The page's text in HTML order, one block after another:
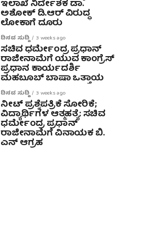
ಇಲಾಖೆ ನಿರ್ದೇಶಕ ಡಾ.
ಅಶೋಕ್ ಡಿ.ಆರ್ ವಿರುದ್ಧ
ಲೋಕಾಗೆ ದೂರು
ದಿನದ ಸುದ್ದಿ 3 weeks ago
ಸಚಿವ ಧರ್ಮೇಂದ್ರ ಪ್ರಧಾನ್
ರಾಜೀನಾಮೆಗೆ ಯುವ ಕಾಂಗ್ರೆಸ್
ಪ್ರಧಾನ ಕಾರ್ಯದರ್ಶಿ
ಮಹಬೂಬ್ ಬಾಷಾ ಒತ್ತಾಯ
ದಿನದ ಸುದ್ದಿ 3 weeks ago
ನೀಟ್ ಪ್ರಶ್ನೆಪತ್ರಿಕೆ ಸೋರಿಕೆ;
ವಿದ್ಯಾರ್ಥಿಗಳ ಆತ್ಮಹತ್ಯೆ: ಸಚಿವ
ಧರ್ಮೇಂದ್ರ ಪ್ರಧಾನ್‌
ರಾಜೀನಾಮೆಗೆ ವಿನಾಯಕ ಬಿ.
ಎನ್ ಆಗ್ರಹ